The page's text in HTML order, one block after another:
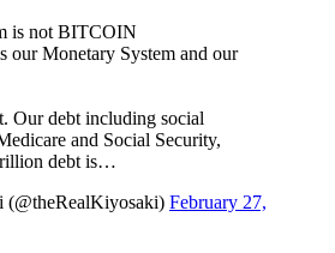
is not BITCOIN
Monetary System and our
Our debt including social
and Social Security,
debt is…
February 27,